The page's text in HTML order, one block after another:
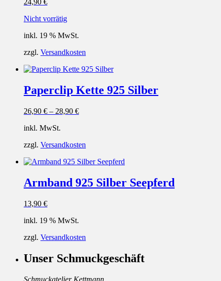
24,90 €
Nicht vorrätig
inkl. 19 % MwSt.
zzgl. Versandkosten
Paperclip Kette 925 Silber
26,90 € – 28,90 €
inkl. MwSt.
zzgl. Versandkosten
Armband 925 Silber Seepferd
13,90 €
inkl. 19 % MwSt.
zzgl. Versandkosten
Unser Schmuckgeschäft
Schmuckatelier Kettmann